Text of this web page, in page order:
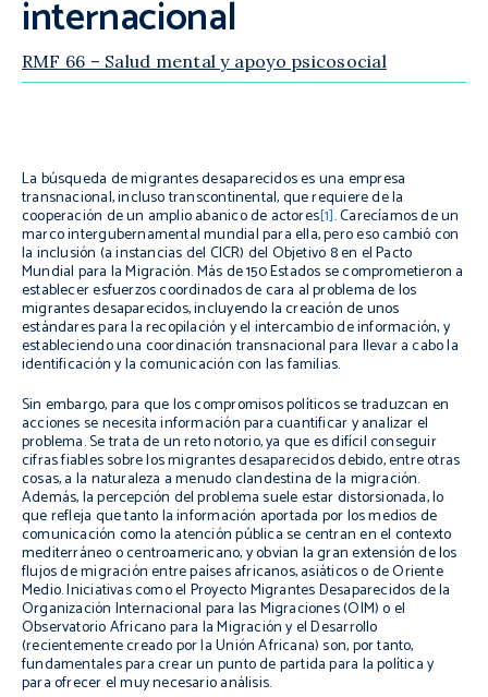
internacional
RMF 66 – Salud mental y apoyo psicosocial
La búsqueda de migrantes desaparecidos es una empresa
transnacional, incluso transcontinental, que requiere de la
cooperación de un amplio abanico de actores[1]. Carecíamos de un
marco intergubernamental mundial para ella, pero eso cambió con
la inclusión (a instancias del CICR) del Objetivo 8 en el Pacto
Mundial para la Migración. Más de 150 Estados se comprometieron a
establecer esfuerzos coordinados de cara al problema de los
migrantes desaparecidos, incluyendo la creación de unos
estándares para la recopilación y el intercambio de información, y
estableciendo una coordinación transnacional para llevar a cabo la
identificación y la comunicación con las familias.
Sin embargo, para que los compromisos políticos se traduzcan en
acciones se necesita información para cuantificar y analizar el
problema. Se trata de un reto notorio, ya que es difícil conseguir
cifras fiables sobre los migrantes desaparecidos debido, entre otras
cosas,a la naturaleza a menudo clandestina de la migración.
Además, la percepción del problema suele estar distorsionada, lo
que refleja que tanto la información aportada por los medios de
comunicación como la atención pública se centran en el contexto
mediterráneo o centroamericano, y obvian la gran extensión de los
flujos de migración entre países africanos, asiáticos o de Oriente
Medio. Iniciativas como el Proyecto Migrantes Desaparecidos de la
Organización Internacional para las Migraciones (OIM) o el
Observatorio Africano para la Migración y el Desarrollo
(recientemente creado por la Unión Africana) son, por tanto,
fundamentales para crear un punto de partida para la política y
para ofrecer el muy necesario análisis.